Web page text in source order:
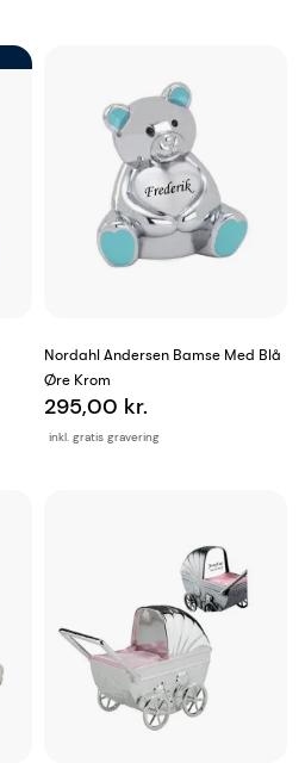
Nordahl Andersen Bamse Med Blå
Øre Krom
inkl. gratis gravering
295,00 kr.